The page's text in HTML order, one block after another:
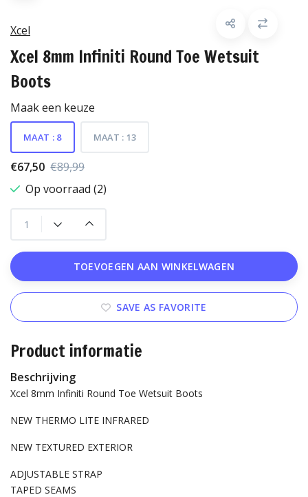
Xcel
Xcel 8mm Infiniti Round Toe Wetsuit
Boots
Maak een keuze
MAAT : 8 MAAT : 13
€67,50 €89,99
Op voorraad (2)
TOEVOEGEN AAN WINKELWAGEN
SAVE AS FAVORITE
Product informatie
Beschrijving
Xcel 8mm Infiniti Round Toe Wetsuit Boots
NEW THERMO LITE INFRARED
NEW TEXTURED EXTERIOR
ADJUSTABLE STRAP
TAPED SEAMS